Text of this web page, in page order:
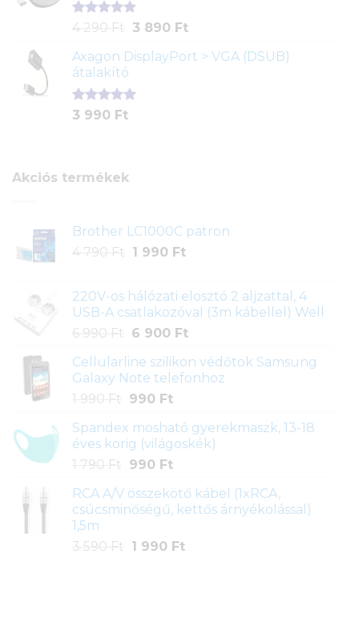
Értékelés
ből,
1
értékelés
alapján
4 290 Ft
Original
was:
290 Ft.
3 890 FtCurrent
is:
Axagon DisplayPort > VGA (DSUB)
átalakító
Értékelés
1
3 990 Ft
Akciós termékek
Brother LC1000C patron
4 790 Ft
Original
4
790 Ft.
1 990 FtCurrent
1
990 Ft.
220V-os hálózati elosztó 2 aljzattal, 4
USB-A csatlakozóval (3m kábellel) Well
6 990 Ft
Original
was:
6
990 Ft.
6 900 FtCurrent
is:
6
Cellularline szilikon védőtok Samsung
Galaxy Note telefonhoz
1 990 Ft
Original
was:
1
990 Ft.
990 FtCurrent
is:
990 Ft.
Spandex mosható gyerekmaszk, 13-18
éves korig (világoskék)
1 790 Ft
Original
was:
1
990 FtCurrent
is:
990 Ft.
RCA A/V összekötő kábel (1xRCA,
csúcsminőségű, kettős árnyékolással)
1,5m
3 590 Ft
Original
1 990 FtCurrent